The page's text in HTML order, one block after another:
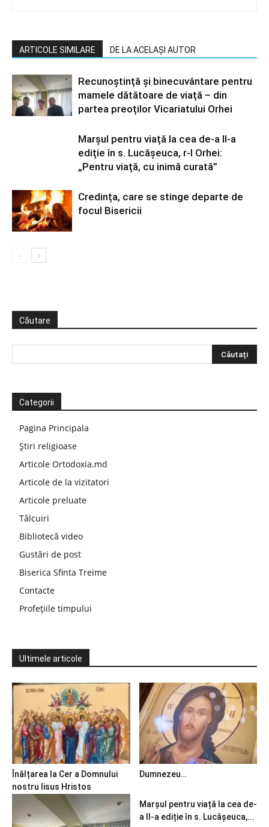
ARTICOLE SIMILARE DE LA ACELAȘI AUTOR
Recunoștință și binecuvântare pentru
mamele dătătoare de viață – din
partea preoților Vicariatului Orhei
Marșul pentru viață la cea de-a II-a
ediție în s. Lucășeuca, r-l Orhei:
„Pentru viață, cu inimă curată”
Credința, care se stinge departe de
focul Bisericii
Căutare
Categorii
Pagina Principala
Știri religioase
Articole Ortodoxia.md
Articole de la vizitatori
Articole preluate
Tâlcuiri
Bibliotecă video
Gustări de post
Biserica Sfinta Treime
Contacte
Profețiile timpului
Ultimele articole
Înălțarea la Cer a Domnului
nostru Iisus Hristos
Dumnezeu…
Marșul pentru viață la cea de-
a II-a ediție în s. Lucășeuca,...